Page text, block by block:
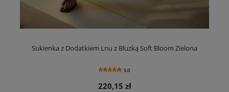
Sukienka z Dodatkiem Lnu z Bluzką Soft Bloom Zielona
5.0
220,15 zł